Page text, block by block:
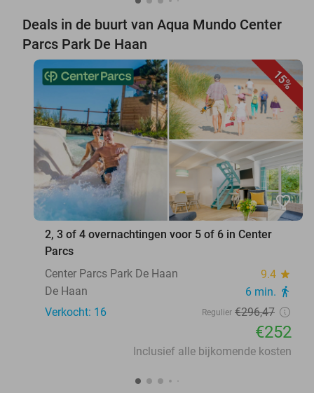
Deals in de buurt van Aqua Mundo Center
Parcs Park De Haan
15%
favorite_border
2, 3 of 4 overnachtingen voor 5 of 6 in Center
Parcs
Center Parcs Park De Haan
9.4 star
De Haan 6 min. directions_walk
Verkocht: 16 Regulier €296,47
€252
Inclusief alle bijkomende kosten